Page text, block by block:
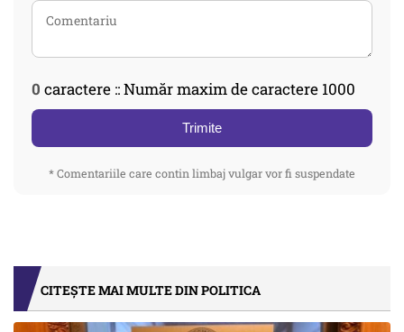
0 caractere :: Număr maxim de caractere 1000
Trimite
* Comentariile care contin limbaj vulgar vor fi suspendate
CITEȘTE MAI MULTE DIN POLITICA